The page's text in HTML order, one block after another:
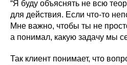
“Я буду объяснять не всю
для действия. Если что-то
Мне важно, чтобы ты не
а понимал, какую задачу мы
Так клиент понимает, что
программы
Фундаментальное обучение